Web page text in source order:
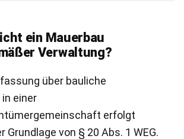
ein Mauerbau
Verwaltung?
über bauliche
einer
erfolgt
Grundlage von § 20 Abs. 1 WEG.